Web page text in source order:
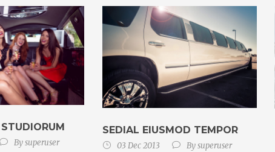
Bysuperuser
SEDIAL EIUSMOD TEMPOR
03 Dec 2013 Bysuperuser